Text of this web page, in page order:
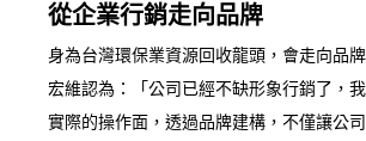
從企業行銷走向品牌
身為台灣環保業資源回收龍頭，會走向品
宏維認為：「公司已經不缺形象行銷了，
實際的操作面，透過品牌建構，不僅讓公